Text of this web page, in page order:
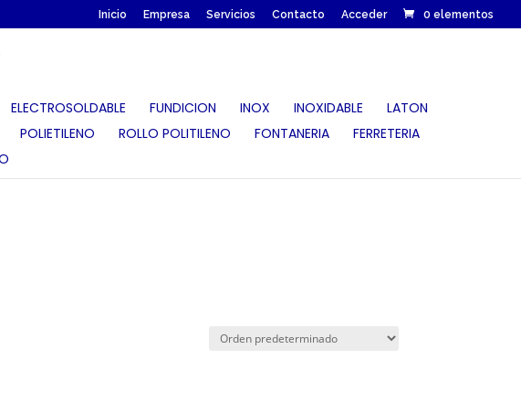
Inicio Empresa Servicios Contacto Acceder 0 elementos
ELECTROSOLDABLE FUNDICION INOX INOXIDABLE
LATON
POLIETILENO ROLLO POLITILENO FONTANERIA
FERRETERIA